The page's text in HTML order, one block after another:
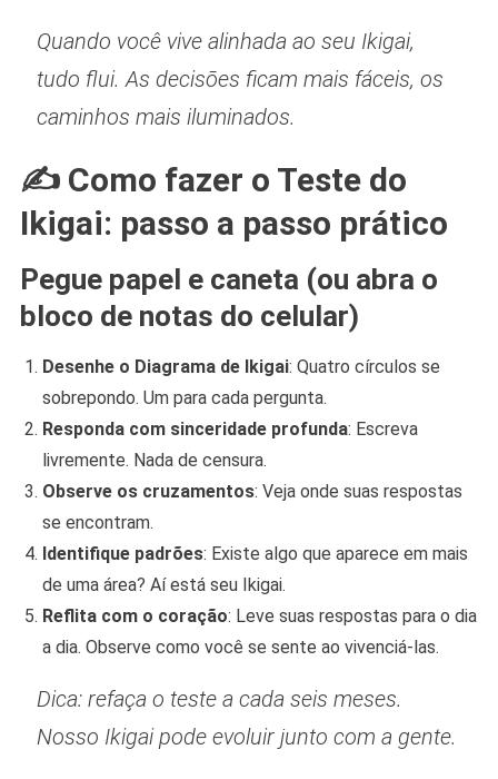
Quando você vive alinhada ao seu Ikigai,
tudo flui. As decisões ficam mais fáceis, os
caminhos mais iluminados.
✍️ Como fazer o Teste do
Ikigai: passo a passo prático
Pegue papel e caneta (ou abra o
bloco de notas do celular)
Desenhe o Diagrama de Ikigai: Quatro círculos se
sobrepondo. Um para cada pergunta.
Responda com sinceridade profunda: Escreva
livremente. Nada de censura.
Observe os cruzamentos: Veja onde suas respostas
se encontram.
Identifique padrões: Existe algo que aparece em mais
de uma área? Aí está seu Ikigai.
Reflita com o coração: Leve suas respostas para o dia
a dia. Observe como você se sente ao vivenciá-las.
Dica: refaça o teste a cada seis meses.
Nosso Ikigai pode evoluir junto com a gente.